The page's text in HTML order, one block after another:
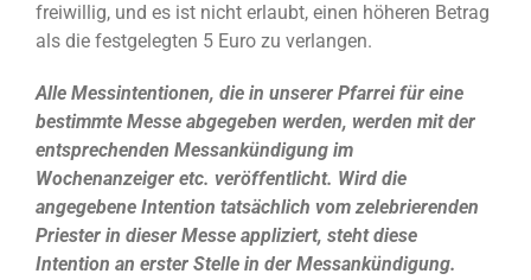
freiwillig, und es ist nicht erlaubt, einen höheren Betrag
als die festgelegten 5 Euro zu verlangen.
Alle Messintentionen, die in unserer Pfarrei für eine
bestimmte Messe abgegeben werden, werden mit der
entsprechenden Messankündigung im
Wochenanzeiger etc. veröffentlicht. Wird die
angegebene Intention tatsächlich vom zelebrierenden
Priester in dieser Messe appliziert, steht diese
Intention an erster Stelle in der Messankündigung.